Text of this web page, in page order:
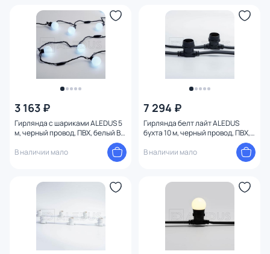
3 163 ₽
Гирлянда с шариками ALEDUS 5
м, черный провод, ПВХ, белый B-
В наличии мало
7 294 ₽
Гирлянда белт лайт ALEDUS
бухта 10 м, черный провод, ПВХ,
шаг 20 см, Е27 BC-BP-10M-20
В наличии мало